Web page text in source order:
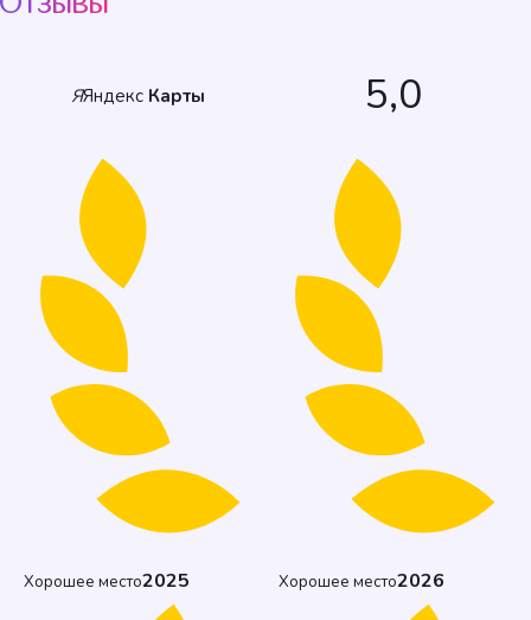
ЯЯндекс Карты 5,0
Хорошее место2025 Хорошее место2026